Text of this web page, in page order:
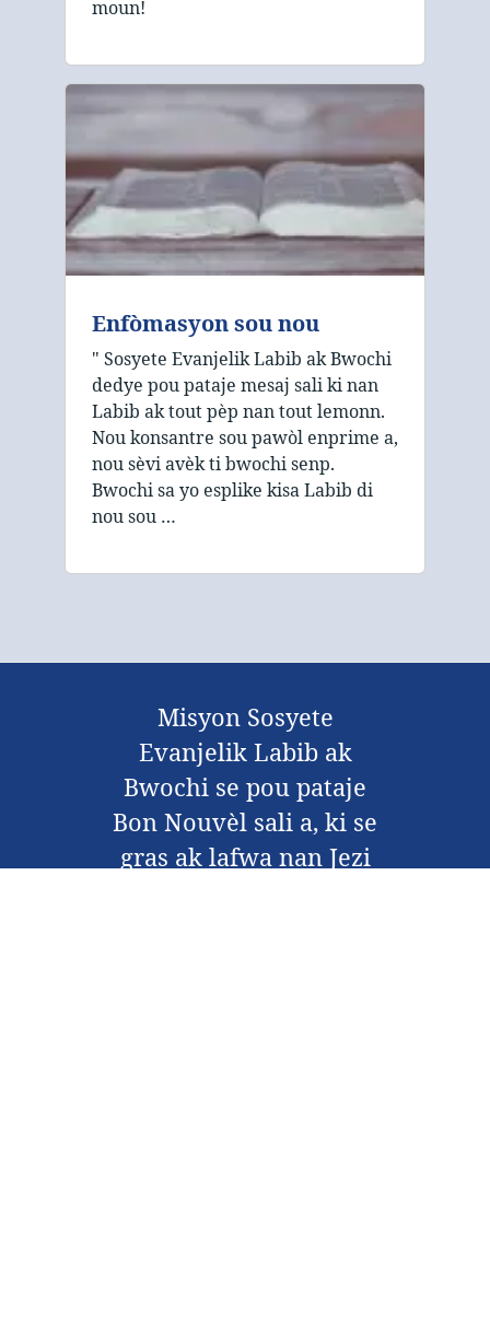
moun!
Enfòmasyon sou nou
" Sosyete Evanjelik Labib ak Bwochi
dedye pou pataje mesaj sali ki nan
Labib ak tout pèp nan tout lemonn.
Nou konsantre sou pawòl enprime a,
nou sèvi avèk ti bwochi senp.
Bwochi sa yo esplike kisa Labib di
nou sou …
Misyon Sosyete
Evanjelik Labib ak
Bwochi se pou pataje
Bon Nouvèl sali a, ki se
gras ak lafwa nan Jezi